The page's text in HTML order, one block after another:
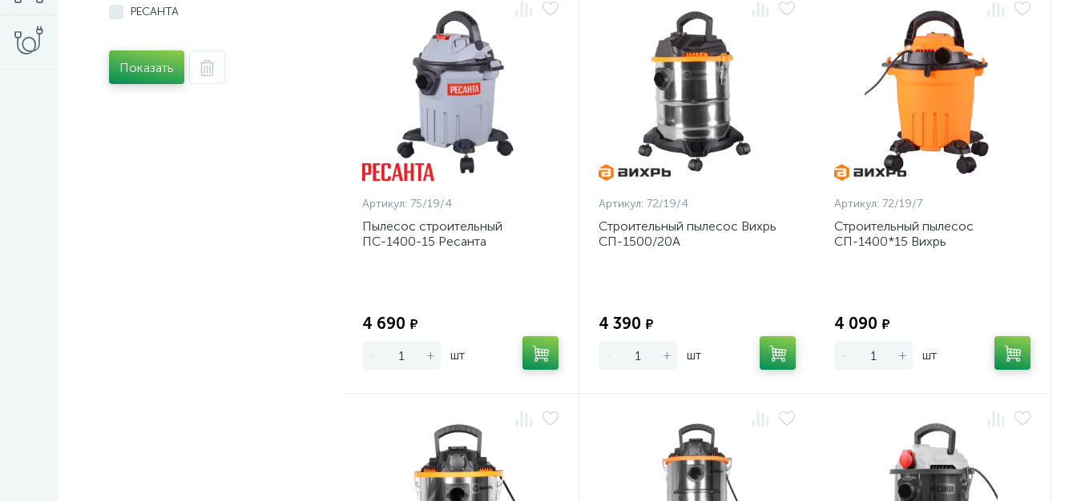
РЕСАНТА
Показать
Артикул: 75/19/4
Пылесос строительный
ПС-1400-15 Ресанта
4 690 ₽
- + шт
Артикул: 72/19/4
Строительный пылесос Вихрь
СП-1500/20А
4 390 ₽
- + шт
Артикул: 72/19/7
Строительный пылесос
СП-1400*15 Вихрь
4 090 ₽
- + шт